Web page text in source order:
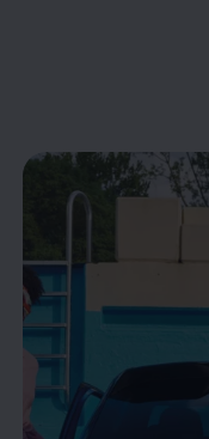
Enable fullscreen mode